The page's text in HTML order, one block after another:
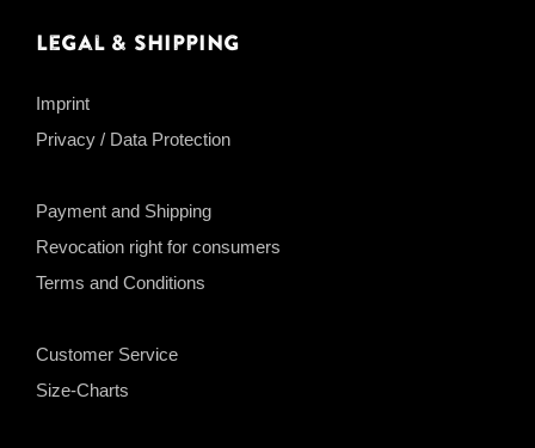
Legal & Shipping
Imprint
Privacy / Data Protection
Payment and Shipping
Revocation right for consumers
Terms and Conditions
Customer Service
Size-Charts